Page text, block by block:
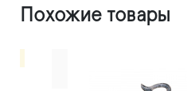
Похожие товары